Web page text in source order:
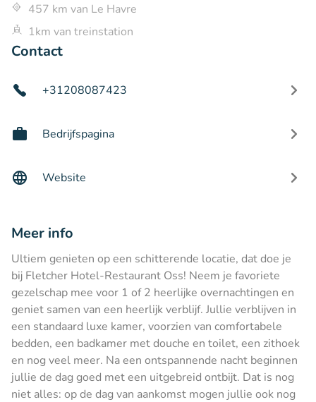
457 km van Le Havre
1km van treinstation
Contact
+31208087423
Bedrijfspagina
Website
Meer info
Ultiem genieten op een schitterende locatie, dat doe je
bij Fletcher Hotel-Restaurant Oss! Neem je favoriete
gezelschap mee voor 1 of 2 heerlijke overnachtingen en
geniet samen van een heerlijk verblijf. Jullie verblijven in
een standaard luxe kamer, voorzien van comfortabele
bedden, een badkamer met douche en toilet, een zithoek
en nog veel meer. Na een ontspannende nacht beginnen
jullie de dag goed met een uitgebreid ontbijt. Dat is nog
niet alles: op de dag van aankomst mogen jullie ook nog